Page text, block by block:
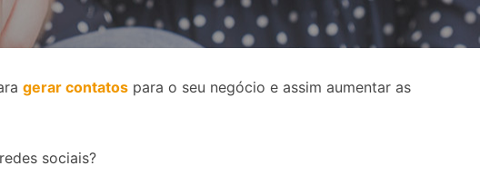
gerar contatos para o seu negócio e assim aumentar as
sociais?